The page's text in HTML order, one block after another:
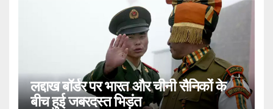
लद्दाख बॉर्डर पर भारत और चीनी सैनिकों के
बीच हुई जबरदस्त भिड़ंत